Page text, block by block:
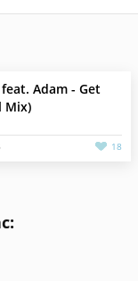
feat. Adam - Get
Mix)
18